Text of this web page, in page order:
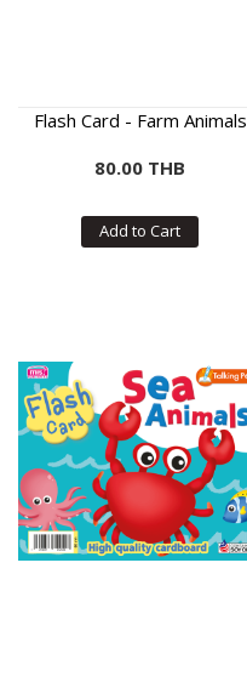
Flash Card - Farm Animals
80.00 THB
Add to Cart